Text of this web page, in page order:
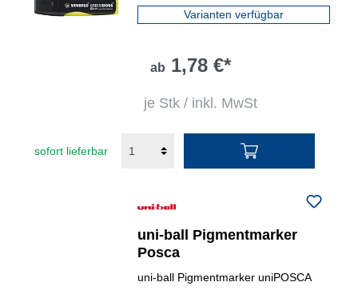
Varianten verfügbar
ab 1,78 €*
je Stk / inkl. MwSt
sofort lieferbar
uni-ball Pigmentmarker
Posca
uni-ball Pigmentmarker uniPOSCA